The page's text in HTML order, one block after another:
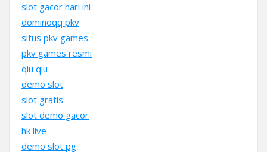
slot gacor hari ini
dominoqq pkv
situs pkv games
pkv games resmi
qiu qiu
demo slot
slot gratis
slot demo gacor
hk live
demo slot pg